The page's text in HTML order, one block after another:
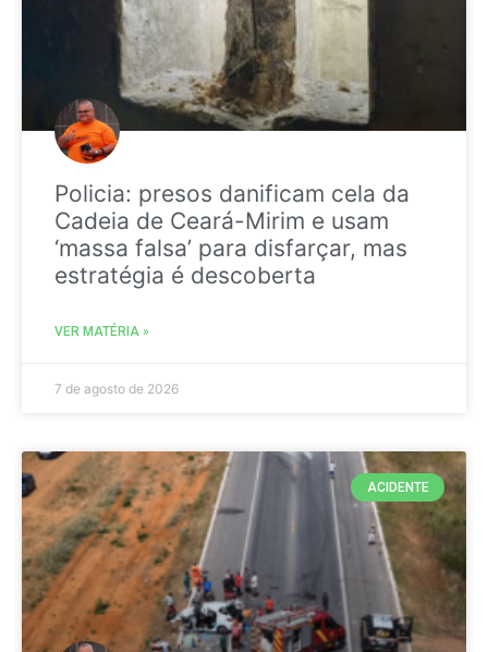
Policia: presos danificam cela da
Cadeia de Ceará-Mirim e usam
‘massa falsa’ para disfarçar, mas
estratégia é descoberta
VER MATÉRIA »
7 de agosto de 2026
ACIDENTE